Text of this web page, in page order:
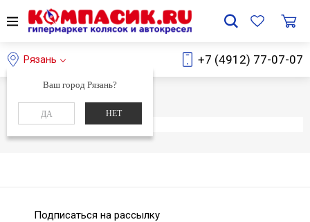
Рязань
Ваш город Рязань?
ДА НЕТ
+7 (4912) 77-07-07
Главная Каталог
Элемент не найден
Подписаться на рассылку